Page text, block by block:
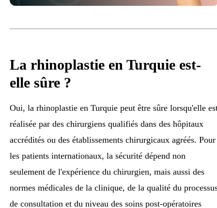
La rhinoplastie en Turquie est-
elle sûre ?
Oui, la rhinoplastie en Turquie peut être sûre lorsqu'elle
réalisée par des chirurgiens qualifiés dans des hôpitaux
accrédités ou des établissements chirurgicaux agréés. Pour
les patients internationaux, la sécurité dépend non
seulement de l'expérience du chirurgien, mais aussi des
normes médicales de la clinique, de la qualité du
de consultation et du niveau des soins post-opératoires